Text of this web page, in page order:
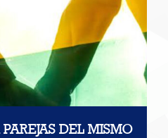
DEL MISMO